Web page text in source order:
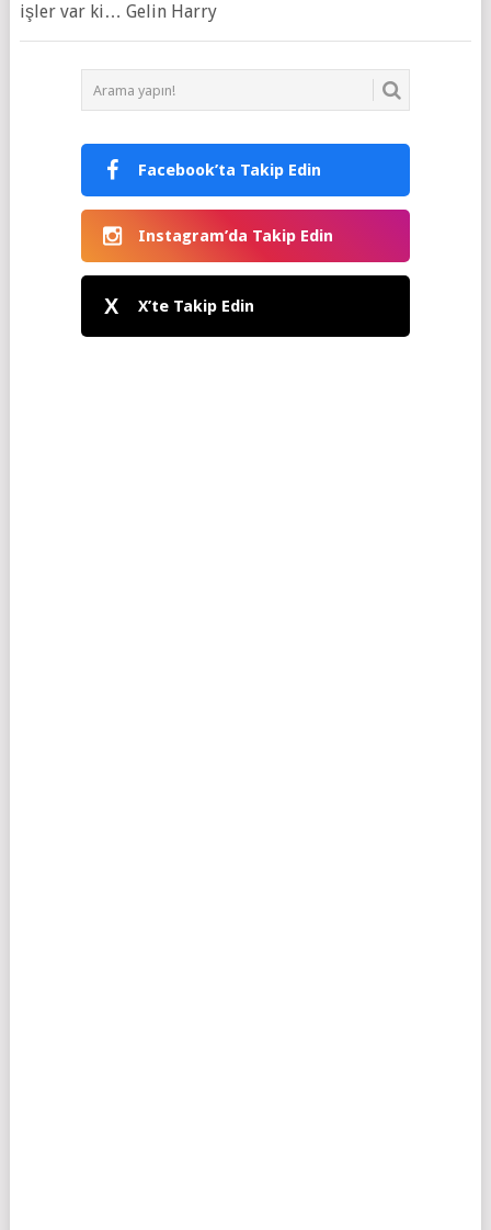
işler var ki… Gelin Harry
Facebook’ta Takip Edin
Instagram’da Takip Edin
X X’te Takip Edin